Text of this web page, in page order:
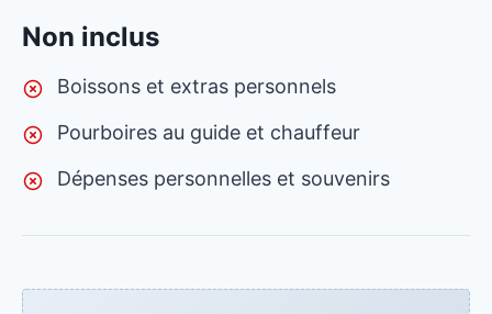
Non inclus
Boissons et extras personnels
Pourboires au guide et chauffeur
Dépenses personnelles et souvenirs